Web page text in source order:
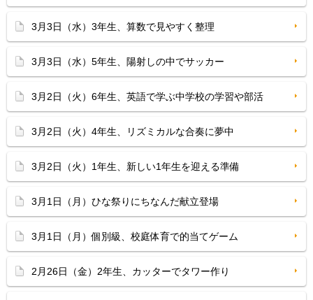
3月3日（水）3年生、算数で見やすく整理
3月3日（水）5年生、陽射しの中でサッカー
3月2日（火）6年生、英語で学ぶ中学校の学習や部活
3月2日（火）4年生、リズミカルな合奏に夢中
3月2日（火）1年生、新しい1年生を迎える準備
3月1日（月）ひな祭りにちなんだ献立登場
3月1日（月）個別級、校庭体育で的当てゲーム
2月26日（金）2年生、カッターでタワー作り